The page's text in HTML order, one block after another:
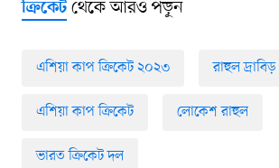
ক্রিকেটথেকে আরও পড়ুন
এশিয়া কাপ ক্রিকেট ২০২৩ রাহুল দ্রাবিড়
এশিয়া কাপ ক্রিকেট লোকেশ রাহুল
ভারত ক্রিকেট দল